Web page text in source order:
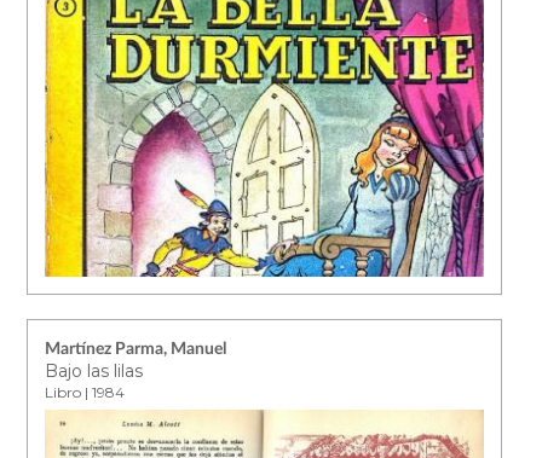
Martínez Parma, Manuel
Bajo las lilas
Libro | 1984